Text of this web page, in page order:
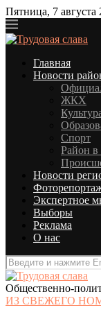
Пятница, 7 августа
Главная
Новости
ЖКХ
Спорт
Район в
Новости
Экспертное
Выборы
Реклама
О нас
Общественно-
ИЗ СВЕЖЕГО